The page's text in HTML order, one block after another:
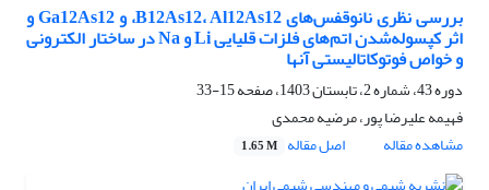
بررسی نظری نانوقفس‌های B12As12، Al12As12، و Ga12As12 و
اثر کپسوله‌شدن اتم‌های فلزات قلیایی Li و Na در ساختار الکترونی
و خواص فوتوکاتالیستی آنها
دوره 43، شماره 2، تابستان 1403، صفحه
15-33
فهیمه علیرضا پور، مرضیه محمدی
مشاهده مقاله
اصل مقاله 1.65 M